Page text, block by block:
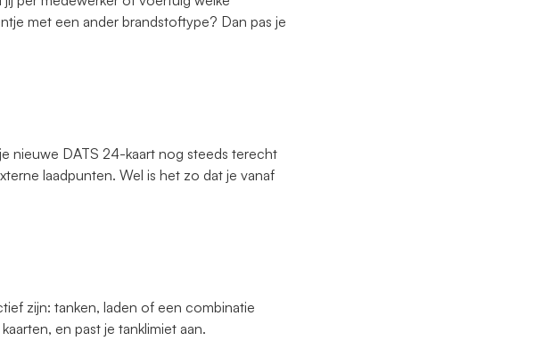
met een ander brandstoftype? Dan pas je
nieuwe DATS 24-kaart nog steeds terecht
laadpunten. Wel is het zo dat je vanaf
zijn: tanken, laden of een combinatie
en past je tanklimiet aan.